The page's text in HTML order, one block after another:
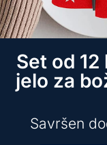
Set od
jelo za
Savršen